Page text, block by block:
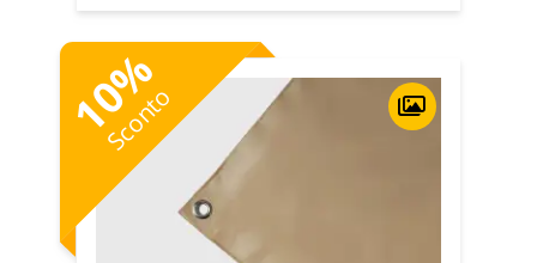
10
%
Sconto